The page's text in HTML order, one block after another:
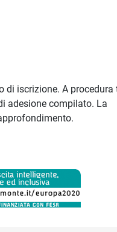
di iscrizione. A procedura
adesione compilato. La